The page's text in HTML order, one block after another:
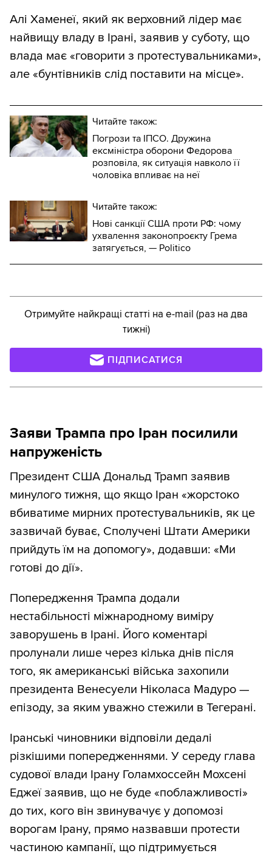
Алі Хаменеї, який як верховний лідер має
найвищу владу в Ірані, заявив у суботу, що
влада має «говорити з протестувальниками»,
але «бунтівників слід поставити на місце».
Читайте також:
Погрози та ІПСО. Дружина
ексміністра оборони Федорова
розповіла, як ситуація навколо її
чоловіка впливає на неї
Читайте також:
Нові санкції США проти РФ: чому
ухвалення законопроєкту Грема
затягується, — Politico
Отримуйте найкращі статті на e-mail (раз на два
тижні)
ПІДПИСАТИСЯ
Заяви Трампа про Іран посилили
напруженість
Президент США Дональд Трамп заявив
минулого тижня, що якщо Іран «жорстоко
вбиватиме мирних протестувальників, як це
зазвичай буває, Сполучені Штати Америки
прийдуть їм на допомогу», додавши: «Ми
готові до дії».
Попередження Трампа додали
нестабільності міжнародному виміру
заворушень в Ірані. Його коментарі
пролунали лише через кілька днів після
того, як американські війська захопили
президента Венесуели Ніколаса Мадуро —
епізоду, за яким уважно стежили в Тегерані.
Іранські чиновники відповіли дедалі
різкішими попередженнями. У середу глава
судової влади Ірану Голамхоссейн Мохсені
Еджеї заявив, що не буде «поблажливості»
до тих, кого він звинувачує у допомозі
ворогам Ірану, прямо назвавши протести
частиною кампанії, що підтримується